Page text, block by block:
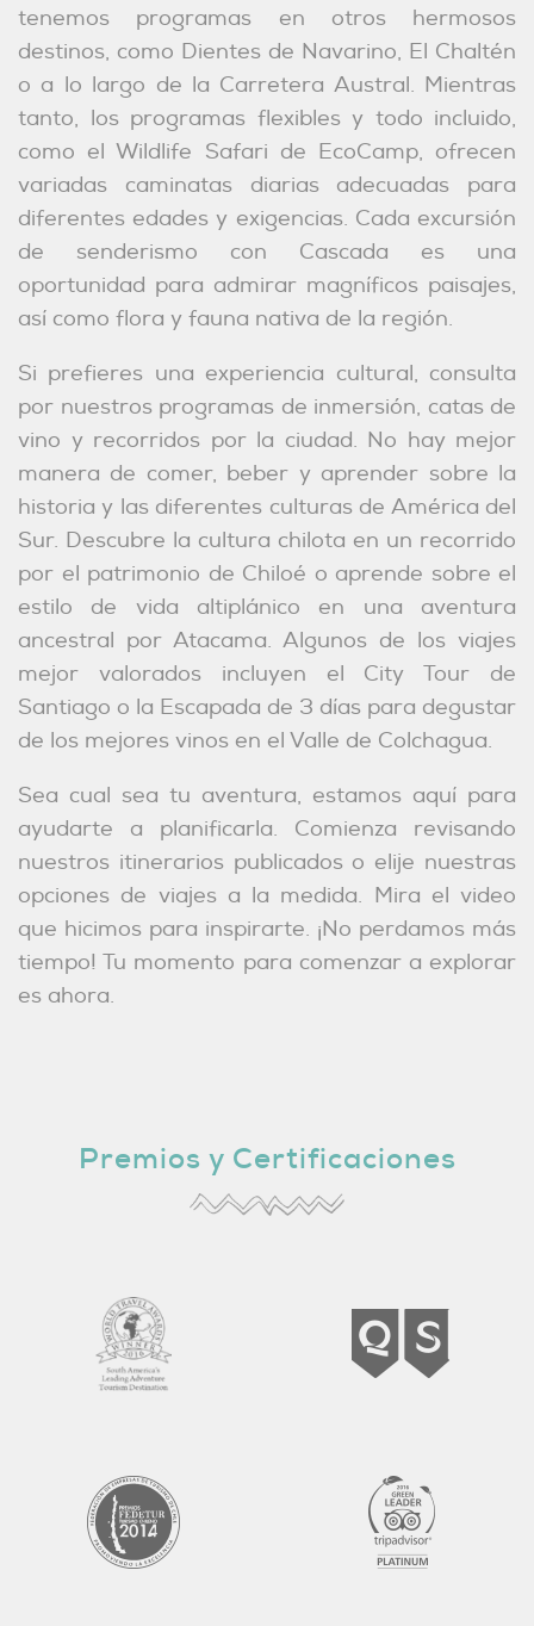
tenemos programas en otros hermosos
destinos, como Dientes de Navarino, El Chaltén
o a lo largo de la Carretera Austral. Mientras
tanto, los programas flexibles y todo incluido,
como el Wildlife Safari de EcoCamp, ofrecen
variadas caminatas diarias adecuadas para
diferentes edades y exigencias. Cada excursión
de senderismo con Cascada es una
oportunidad para admirar magníficos paisajes,
así como flora y fauna nativa de la región.
Si prefieres una experiencia cultural, consulta
por nuestros programas de inmersión, catas de
vino y recorridos por la ciudad. No hay mejor
manera de comer, beber y aprender sobre la
historia y las diferentes culturas de América del
Sur. Descubre la cultura chilota en un recorrido
por el patrimonio de Chiloé o aprende sobre el
estilo de vida altiplánico en una aventura
ancestral por Atacama. Algunos de los viajes
mejor valorados incluyen el City Tour de
Santiago o la Escapada de 3 días para degustar
de los mejores vinos en el Valle de Colchagua.
Sea cual sea tu aventura, estamos aquí para
ayudarte a planificarla. Comienza revisando
nuestros itinerarios publicados o elije nuestras
opciones de viajes a la medida. Mira el video
que hicimos para inspirarte. ¡No perdamos más
tiempo! Tu momento para comenzar a explorar
es ahora.
Premios y Certificaciones